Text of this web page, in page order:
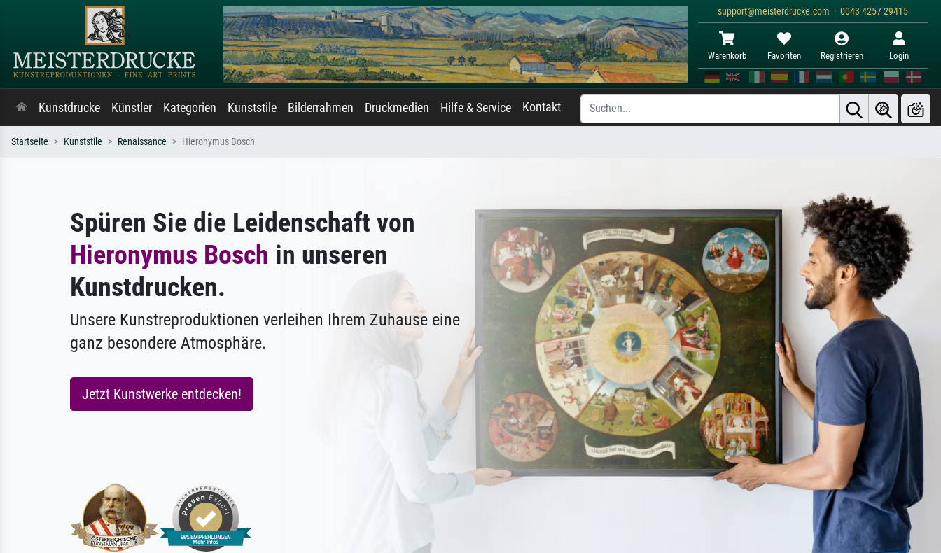
support@meisterdrucke.com · 0043 4257 29415
Warenkorb Favoriten Registrieren Login
Kunstdrucke Künstler Kategorien Kunststile Bilderrahmen Druckmedien Hilfe & Service Kontakt
Startseite Kunststile Renaissance Hieronymus Bosch
Spüren Sie die Leidenschaft von
Hieronymus Bosch in unseren
Kunstdrucken.
Unsere Kunstreproduktionen verleihen Ihrem Zuhause eine
ganz besondere Atmosphäre.
Jetzt Kunstwerke entdecken!